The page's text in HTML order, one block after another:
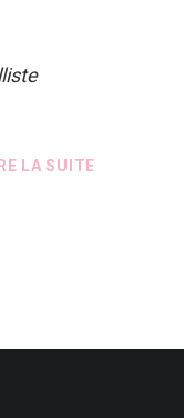
LA SUITE